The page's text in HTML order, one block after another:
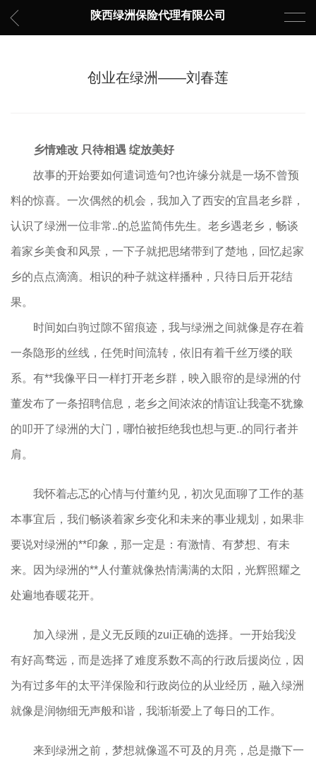
陕西绿洲保险代理有限公司
创业在绿洲——刘春莲
乡情难改 只待相遇 绽放美好
故事的开始要如何遣词造句?也许缘分就是一场不曾预
料的惊喜。一次偶然的机会，我加入了西安的宜昌老乡群，
认识了绿洲一位非常..的总监简伟先生。老乡遇老乡，畅谈
着家乡美食和风景，一下子就把思绪带到了楚地，回忆起家
乡的点点滴滴。相识的种子就这样播种，只待日后开花结
果。
时间如白驹过隙不留痕迹，我与绿洲之间就像是存在着
一条隐形的丝线，任凭时间流转，依旧有着千丝万缕的联
系。有**我像平日一样打开老乡群，映入眼帘的是绿洲的付
董发布了一条招聘信息，老乡之间浓浓的情谊让我毫不犹豫
的叩开了绿洲的大门，哪怕被拒绝我也想与更..的同行者并
肩。
我怀着忐忑的心情与付董约见，初次见面聊了工作的基
本事宜后，我们畅谈着家乡变化和未来的事业规划，如果非
要说对绿洲的**印象，那一定是：有激情、有梦想、有未
来。因为绿洲的**人付董就像热情满满的太阳，光辉照耀之
处遍地春暖花开。
加入绿洲，是义无反顾的zui正确的选择。一开始我没
有好高骛远，而是选择了难度系数不高的行政后援岗位，因
为有过多年的太平洋保险和行政岗位的从业经历，融入绿洲
就像是润物细无声般和谐，我渐渐爱上了每日的工作。
来到绿洲之前，梦想就像遥不可及的月亮，总是撒下一